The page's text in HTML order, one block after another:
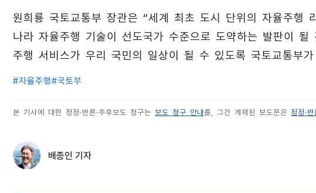
원희룡 국토교통부 장관은 “세계 최초 도시 단위의 자율주행
나라 자율주행 기술이 선도국가 수준으로 도약하는 발판이 될
주행 서비스가 우리 국민의 일상이 될 수 있도록 국토교통부
#자율주행#국토부
본 기사에 대한 정정·반론·추후보도 청구는 보도 청구 안내 를, 그간 게재된 보도문은 정정·
배종인 기자